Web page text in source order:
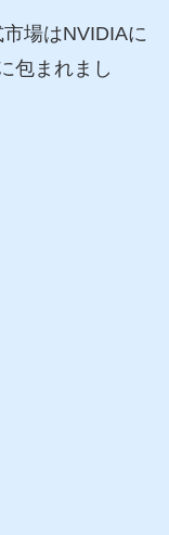
場はNVIDIAに
包まれまし